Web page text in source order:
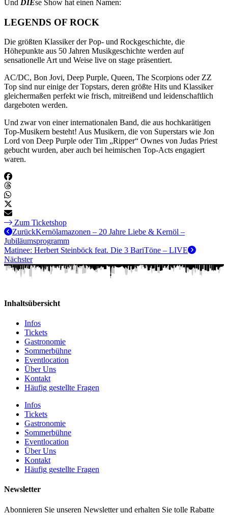
Und DIEse Show hat einen Namen:
LEGENDS OF ROCK
Die größten Klassiker der Pop- und Rockgeschichte, die
Höhepunkte aus 50 Jahren Musikgeschichte werden auf
sensationelle Art und Weise live on stage präsentiert.
AC/DC, Bon Jovi, Deep Purple, Queen, The Scorpions oder ZZ
Top sind nur einige der Topstars, deren größte Hits und Klassiker
gleichermaßen perfekt wie frisch, mitreißend und leidenschaftlich
dargeboten werden.
Und zwar von einer internationalen Band, die aus hochkarätigen
Top-Musikern besteht! Aus Musikern, die von Superstars wie Jon
Lord von Deep Purple oder Tim „Ripper“ Ownes von Judas Priest
gebucht wurden, aber auch bei heimischen Top-Acts engagiert
waren.
Zum Ticketshop
ZurückKernölamazonen – 20 Jahre Liebe & Kernöl –
Jubiläumsprogramm
Matinee: Herbert Steinböck feat. Die 3 BariTöne – LIVE
Nächster
Inhaltsübersicht
Infos
Tickets
Gastronomie
Sommerbühne
Eventlocation
Über Uns
Kontakt
Häufig gestellte Fragen
Infos
Tickets
Gastronomie
Sommerbühne
Eventlocation
Über Uns
Kontakt
Häufig gestellte Fragen
Newsletter
Abonnieren Sie unseren Newsletter und erhalten Sie tolle Rabatte